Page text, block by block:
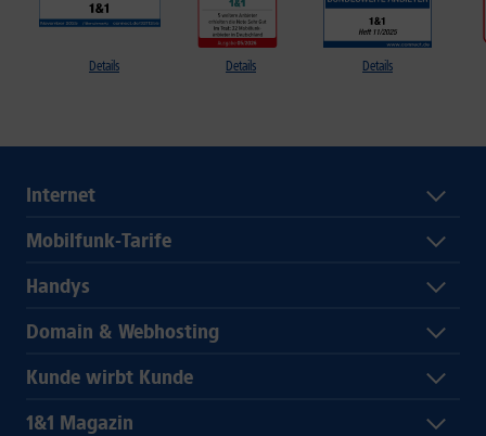
Details Details Details
Internet
Mobilfunk-Tarife
Handys
Domain & Webhosting
Kunde wirbt Kunde
1&1 Magazin